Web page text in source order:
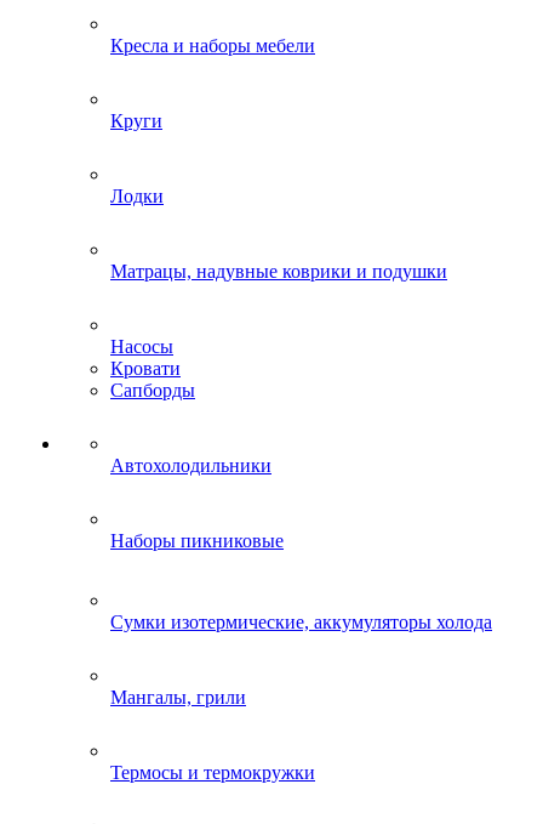
Кресла и наборы мебели
Круги
Лодки
Матрацы, надувные коврики и подушки
Насосы
Кровати
Сапборды
Автохолодильники
Наборы пикниковые
Сумки изотермические, аккумуляторы холода
Мангалы, грили
Термосы и термокружки